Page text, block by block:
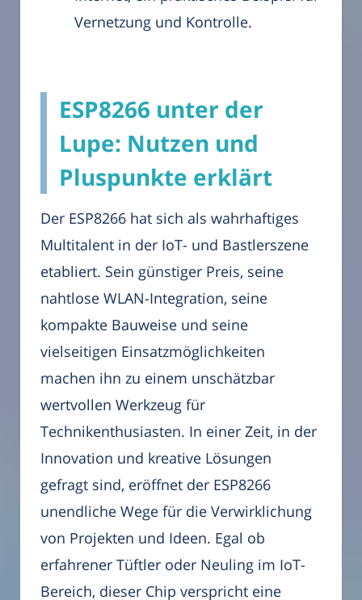
Vernetzung und Kontrolle.
ESP8266 unter der
Lupe: Nutzen und
Pluspunkte erklärt
Der ESP8266 hat sich als wahrhaftiges
Multitalent in der IoT- und Bastlerszene
etabliert. Sein günstiger Preis, seine
nahtlose WLAN-Integration, seine
kompakte Bauweise und seine
vielseitigen Einsatzmöglichkeiten
machen ihn zu einem unschätzbar
wertvollen Werkzeug für
Technikenthusiasten. In einer Zeit, in der
Innovation und kreative Lösungen
gefragt sind, eröffnet der ESP8266
unendliche Wege für die Verwirklichung
von Projekten und Ideen. Egal ob
erfahrener Tüftler oder Neuling im IoT-
Bereich, dieser Chip verspricht eine